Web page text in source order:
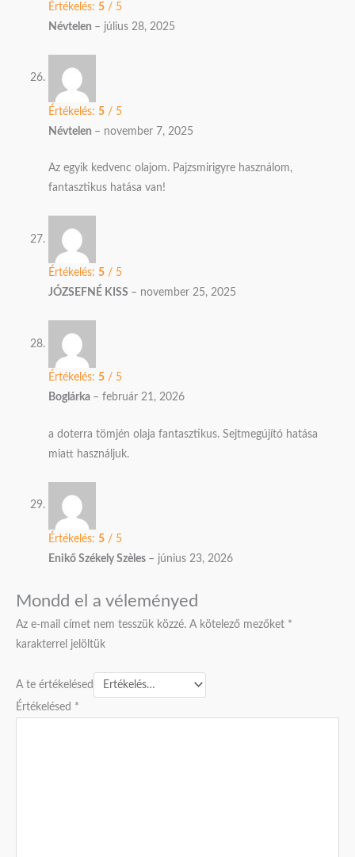
Értékelés:5 / 5
Névtelen – július 28, 2025
Értékelés:5 / 5
Névtelen – november 7, 2025
Az egyik kedvenc olajom. Pajzsmirigyre használom,
fantasztikus hatása van!
Értékelés:5 / 5
JÓZSEFNÉ KISS – november 25, 2025
Értékelés:5 / 5
Boglárka – február 21, 2026
a doterra tömjén olaja fantasztikus. Sejtmegújító hatása
miatt használjuk.
Értékelés:5 / 5
Enikő Székely Szèles – június 23, 2026
Mondd el a véleményed
Az e-mail címet nem tesszük közzé. A kötelező mezőket *
karakterrel jelöltük
A te értékelésed
Értékelésed *